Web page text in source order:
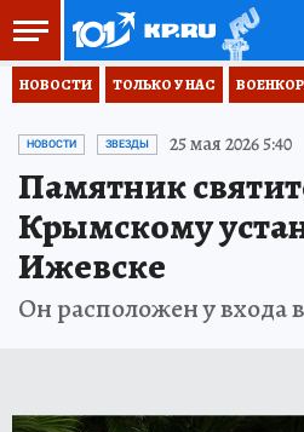
НОВОСТИ ТОЛЬКО У НАС
НОВОСТИ ЗВЕЗДЫ 25 мая 2026 5:40
Памятник
Крымскому
Ижевске
Он расположен у входа